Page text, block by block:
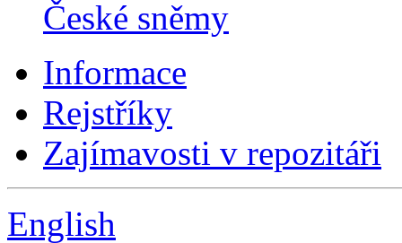
České sněmy
Informace
Rejstříky
Zajímavosti v repozitáři
English